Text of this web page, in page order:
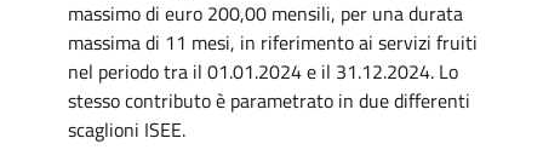
massimo di euro 200,00 mensili, per una durata
massima di 11 mesi, in riferimento ai servizi fruiti
nel periodo tra il 01.01.2024 e il 31.12.2024. Lo
stesso contributo è parametrato in due differenti
scaglioni ISEE.